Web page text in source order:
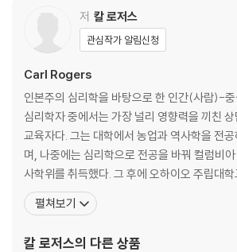
제4부 인간에 대한 철학
8. ‘진정한 자기 자신이 되는 것’-인본주의 치료적
9. 건강한 삶에 대한 치료자의 관점-충분히 기능하
제5부 사실을 통해 얻은 것: 심리치료 연구 부문
10. 인간인가 혹은 과학인가-철학적 질문
11. 심리치료를 통한 성격 변화 257
12. 내담자-중심 치료-연구적 측면에서
제6부 인생의 함의는 무엇인가
14. 치료와 교육에 있어서 중요한 학습
저 칼 로저스
관심작가 알림신청
Carl Rogers
인본주의 심리학을 바탕으로 한 인간(사람)-
심리학자 중에서는 가장 널리 영향력을 끼친
교육자다. 그는 대학에서 농업과 역사학을 전
며, 나중에는 심리학으로 전공을 바꿔 컬럼비
사학위를 취득했다. 그 후에 오하이오 주립대
스콘신 대학교에서 교수로 재직하며 사람-중심
연구와 상담 활동을 하였다. 특히, 시카고 대학
펼쳐보기
칼 로저스의 다른 상품